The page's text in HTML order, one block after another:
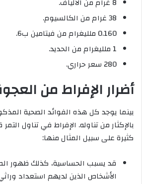
38 غرام من الكالسيوم.
0.160 ملليغرام من فيتامين ب6.
1 ملليغرام من الحديد.
280 سعر حراري.
أضرار الإفراط من
بينما يوجد كل هذه الفوائد الصحية
بالإكثار من تناوله. الإفراط في تناول
كثيرة على سبيل المثال منها:
قد يسبب الحساسية، كذلك ظهور
الأشخاص الذين لديهم استعداد